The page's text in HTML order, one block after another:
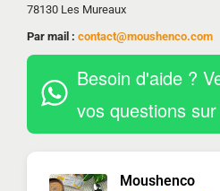
78130 Les Mureaux
Par mail : contact@moushenco.com
Besoin d'aide ?
vos questions
Moushenco